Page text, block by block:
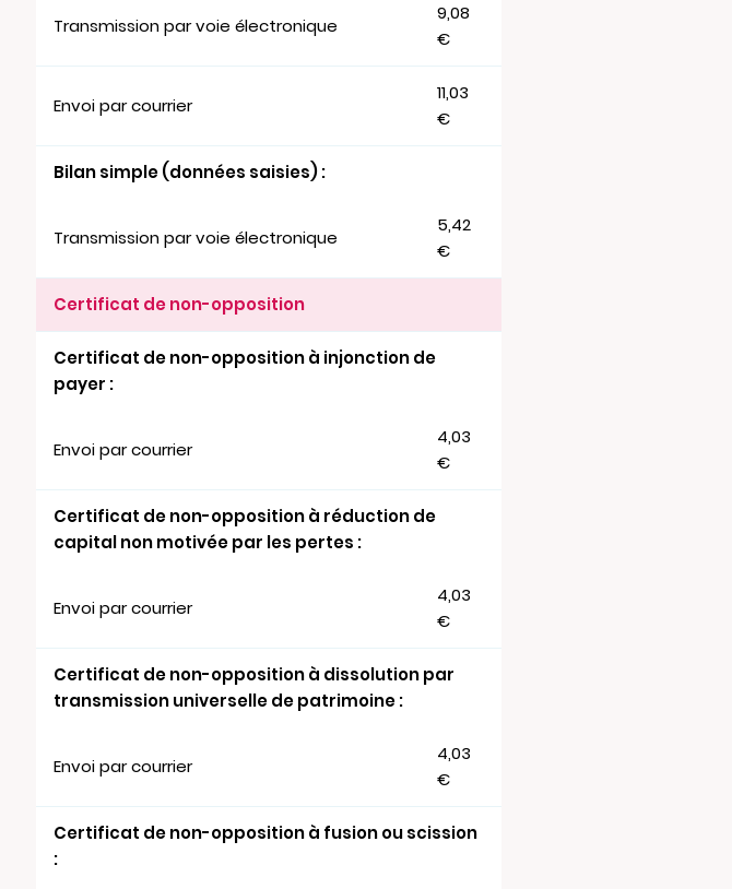
Transmission par voie électronique
9,08
€
Envoi par courrier
11,03
€
Bilan simple (données saisies) :
Transmission par voie électronique
5,42
€
Certificat de non-opposition
Certificat de non-opposition à injonction de
payer :
Envoi par courrier
4,03
€
Certificat de non-opposition à réduction de
capital non motivée par les pertes :
Envoi par courrier
4,03
€
Certificat de non-opposition à dissolution par
transmission universelle de patrimoine :
Envoi par courrier
4,03
€
Certificat de non-opposition à fusion ou scission
: